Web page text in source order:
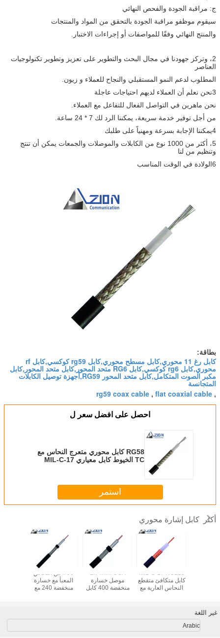
ج: مراقبة الجودة والفحص النهائي
سيقوم موظفو مراقبة الجودة بالتحقق من المواد والمنتجات
والمنتج النهائي وفقًا للمواصفات أو إجراءات الاختبار.
2، وتركز جهودنا في مجال البحث والتطوير على تعزيز وتطوير تكنولوجيات
العناصر
المطلوب لدعم النمو المستقبلي والنجاح للعملاء و زيون.
3نحن نعلم أن العملاء لديهم احتياجات عاجلة
نحن ماهرين في التواصل الفعال للتفاعل مع العملاء.
من أجل توفير خدمة سريعة، يمكننا الرد لك 7 * 24 ساعة.
4يمكننا الإجابة بسرعة ومهنياً على طلبك
5، أكثر من 1000 نوع من الكابلات والموصلات والجمعات يمكن أن تنتج
وتنظيم من لنا
6الولادة في الوقت المناسب
بطاقة:
كابل رغ 11 محوري,كابل مسطح محوري,كابل rg59 كوكسي,كابل rf
محوري,كابل rg6 كوكسي,كابل RG6 متحد المحور,كابل متحد المحور,كابل
مكبر الصوت المتكامل,كابل متحد المحور RG59,أجهزة توصيل الكابلات
المتجانسة
,
flat coaxial cable
,
rg59 coax cable
احصل على افضل سعر ل
RG58 كابل محوري متعرج النحاس مع
TC الخيوط كابل معياري MIL-C-17
استمر
أكثر كابل إشارة محوري
90 ٪ من النحاس
المعبأ مع خسارة
منخفضة 240 مع
2.74mm CCA
موصل خسارة
منخفضة 400 كابل
MIL-C-17 RG213
كابل متكافئ متقطع
النحاس العارية مع
غير اللغة
Arabic